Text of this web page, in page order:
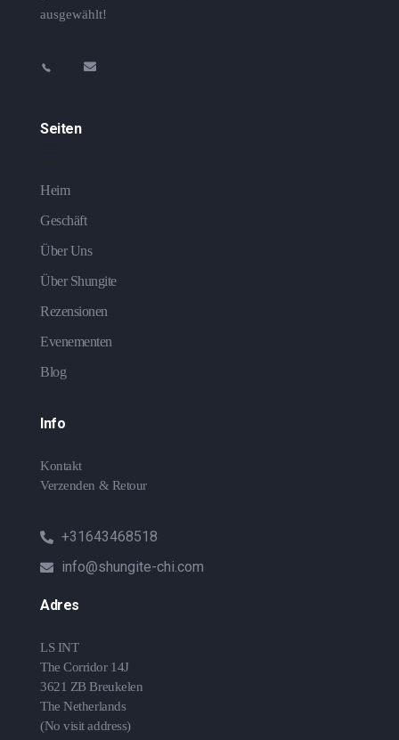
ausgewählt!
Seiten
Heim
Geschäft
Über Uns
Über Shungite
Rezensionen
Evenementen
Blog
Info
Kontakt
Verzenden & Retour
+31643468518
info@shungite-chi.com
Adres
LS INT
The Corridor 14J
3621 ZB Breukelen
The Netherlands
(No visit address)